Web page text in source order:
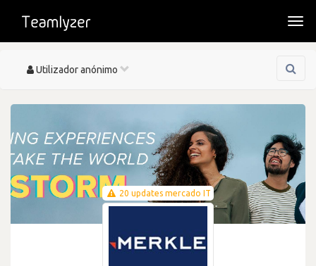
Toggle
Utilizador anónimo
20 updates mercado IT